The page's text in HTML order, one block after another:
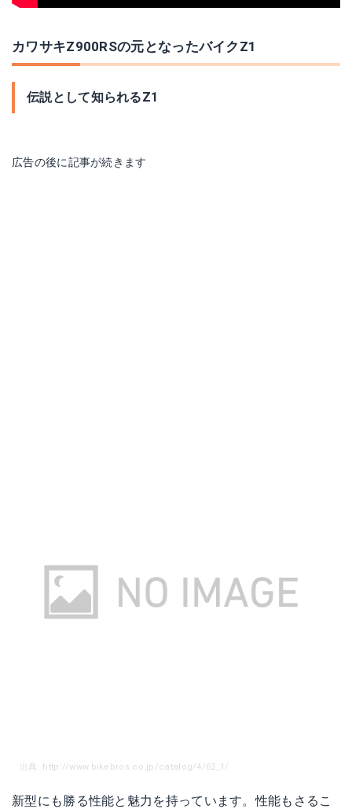
カワサキZ900RSの元となったバイクZ1
伝説として知られるZ1
広告の後に記事が続きます
出典: http://www.bikebros.co.jp/catalog/4/62_1/
新型にも勝る性能と魅力を持っています。性能もさるこ